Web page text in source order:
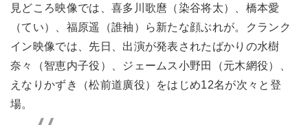
見どころ映像では、喜多川歌麿（染谷将太）、橋本愛
（てい）、福原遥（誰袖）ら新たな顔ぶれが。クランク
イン映像では、先日、出演が発表されたばかりの水樹
奈々（智恵内子役）、ジェームス小野田（元木網役）、
えなりかずき（松前道廣役）をはじめ12名が次々と登
場。